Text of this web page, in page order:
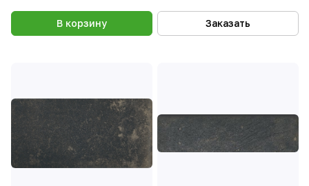
В корзину Заказать